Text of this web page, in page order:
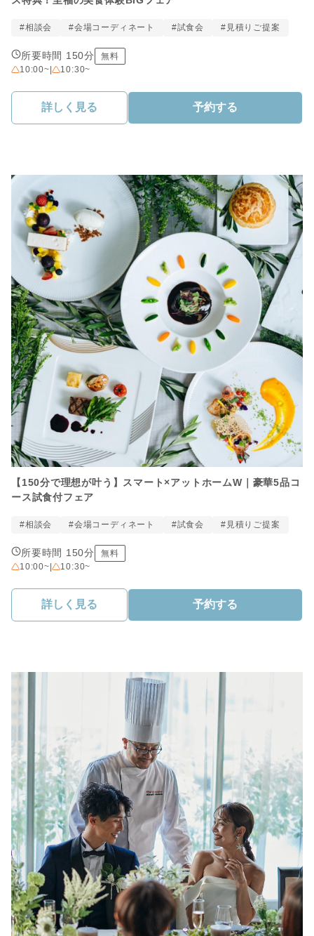
#相談会 #会場コーディネート #試食会 #見積りご提案
所要時間 150分
無料
10:00~| 10:30~
詳しく見る 予約する
【150分で理想が叶う】スマート×アットホームW｜豪華5品コ
ース試食付フェア
#相談会 #会場コーディネート #試食会 #見積りご提案
所要時間 150分
無料
10:00~| 10:30~
詳しく見る 予約する